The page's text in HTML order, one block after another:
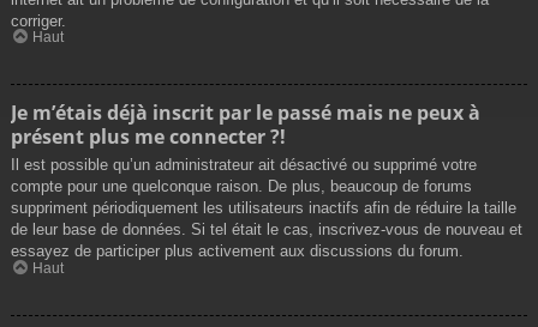
corriger.
Haut
Je m’étais déjà inscrit par le passé mais ne peux à
présent plus me connecter ?!
Il est possible qu’un administrateur ait désactivé ou supprimé votre
compte pour une quelconque raison. De plus, beaucoup de forums
suppriment périodiquement les utilisateurs inactifs afin de réduire la taille
de leur base de données. Si tel était le cas, inscrivez-vous de nouveau et
essayez de participer plus activement aux discussions du forum.
Haut